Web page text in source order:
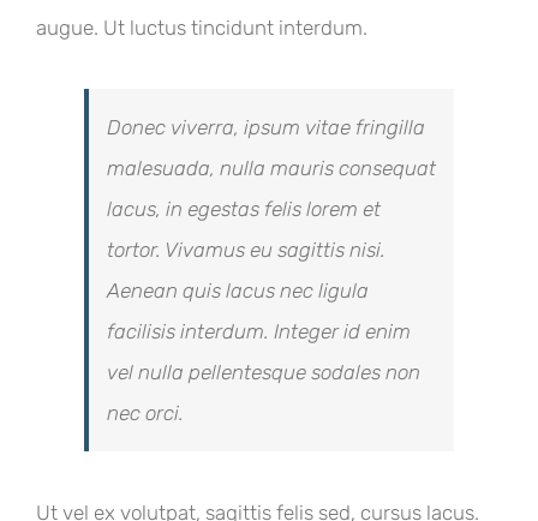
augue. Ut luctus tincidunt interdum.
Donec viverra, ipsum vitae fringilla
malesuada, nulla mauris consequat
lacus, in egestas felis lorem et
tortor. Vivamus eu sagittis nisi.
Aenean quis lacus nec ligula
facilisis interdum. Integer id enim
vel nulla pellentesque sodales non
nec orci.
Ut vel ex volutpat, sagittis felis sed, cursus lacus.